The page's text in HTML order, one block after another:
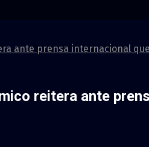
ante prensa internacional
reitera ante